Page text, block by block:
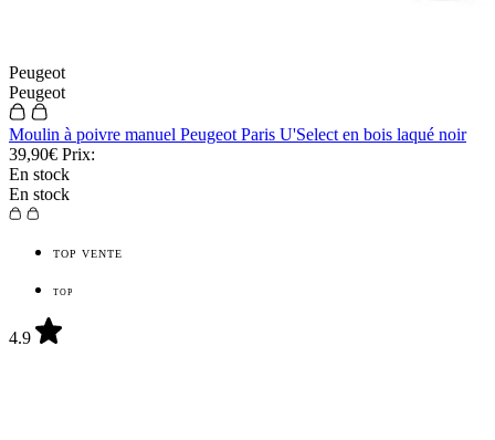
Peugeot
Peugeot
Moulin à poivre manuel Peugeot Paris U'Select en bois laqué noir
39,90€ Prix:
En stock
En stock
TOP VENTE
TOP
4.9